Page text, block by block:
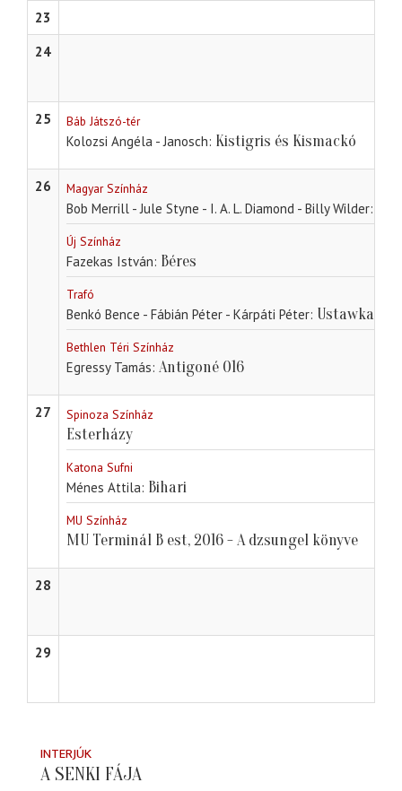
23
24
25 Báb Játszó-tér
Kolozsi Angéla - Janosch Kistigris és Kismackó
26 Magyar Színház
Bob Merrill - Jule Styne - I. A. L. Diamond - Billy Wilder
Új Színház
Fazekas István Béres
Trafó
Benkó Bence - Fábián Péter - Kárpáti Péter Ustawka
Bethlen Téri Színház
Egressy Tamás Antigoné 016
27 Spinoza Színház
Esterházy
Katona Sufni
Ménes Attila Bihari
MU Színház
MU Terminál B est, 2016 - A dzsungel könyve
28
29
INTERJÚK
A SENKI FÁJA